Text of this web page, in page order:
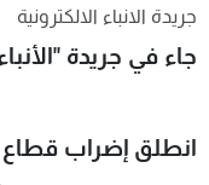
جريدة الانباء الالكترونية
جاء في جريدة
انطلق إضراب قطاع
شاهد البرامج
الترددات
عن MTV